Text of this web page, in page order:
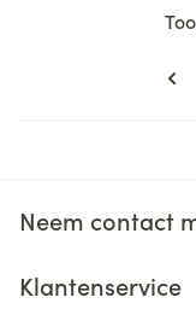
Neem contact
Klantenservice